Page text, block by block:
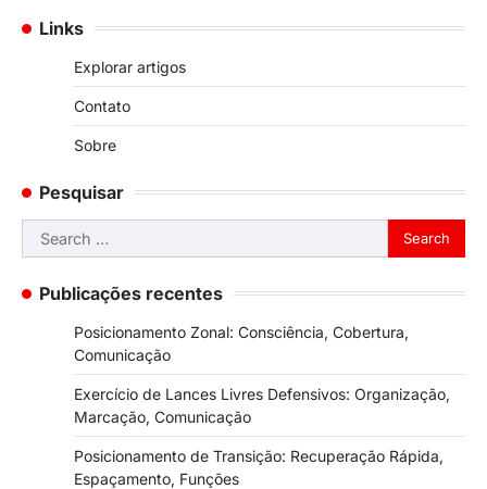
navigation
Links
Explorar artigos
Contato
Sobre
Pesquisar
Search
for:
Publicações recentes
Posicionamento Zonal: Consciência, Cobertura,
Comunicação
Exercício de Lances Livres Defensivos: Organização,
Marcação, Comunicação
Posicionamento de Transição: Recuperação Rápida,
Espaçamento, Funções